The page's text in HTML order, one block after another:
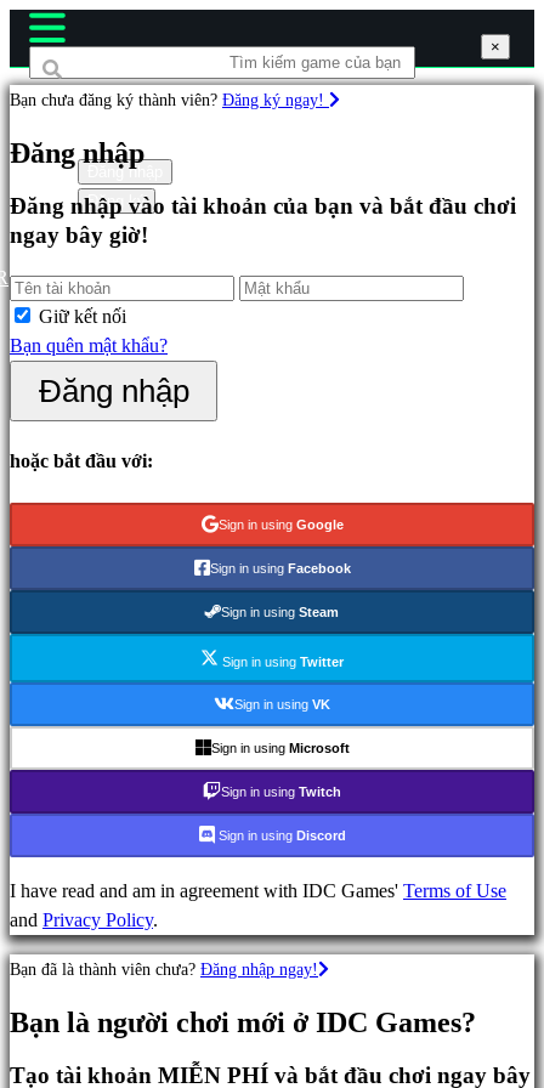
Các
game
Đặc
sắc
Mới
phát
hành
Chơi
miễn
phí
Thể
hành
chiến
phiêu
MMO
Game
RPG
thao
Game
Đăng nhập
Đăng ký
×
Bạn chưa đăng ký thành viên? Đăng ký ngay!
Đăng nhập
Đăng nhập vào tài khoản của bạn và bắt đầu chơi
ngay bây giờ!
Giữ kết nối
Bạn quên mật khẩu?
Đăng nhập
hoặc bắt đầu với:
Sign in using Google
Sign in using Facebook
Sign in using Steam
Sign in using Twitter
Sign in using VK
Sign in using Microsoft
Sign in using Twitch
Sign in using Discord
I have read and am in agreement with IDC Games' Terms of Use
and Privacy Policy.
×
Bạn đã là thành viên chưa? Đăng nhập ngay!
Bạn là người chơi mới ở IDC Games?
Tạo tài khoản MIỄN PHÍ và bắt đầu chơi ngay bây
×